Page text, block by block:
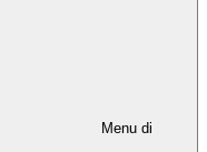
Menu di